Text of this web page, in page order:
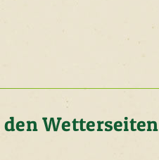
den Wetterseiten